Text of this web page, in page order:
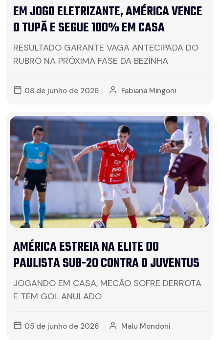
EM JOGO ELETRIZANTE, AMÉRICA VENCE
O TUPÃ E SEGUE 100% EM CASA
RESULTADO GARANTE VAGA ANTECIPADA DO
RUBRO NA PRÓXIMA FASE DA BEZINHA
08 de junho de 2026 Fabiana Mingoni
AMÉRICA ESTREIA NA ELITE DO
PAULISTA SUB-20 CONTRA O JUVENTUS
JOGANDO EM CASA, MECÃO SOFRE DERROTA
E TEM GOL ANULADO
05 de junho de 2026 Malu Mondoni